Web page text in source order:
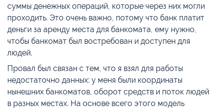
суммы денежных операций, которые через них могли
проходить. Это очень важно, потому что банк платит
деньги за аренду места для банкомата, ему нужно,
чтобы банкомат был востребован и доступен для
людей.
Провал был связан с тем, что я взял для работы
недостаточно данных: у меня были координаты
нынешних банкоматов, оборот средств и поток людей
в разных местах. На основе всего этого модель